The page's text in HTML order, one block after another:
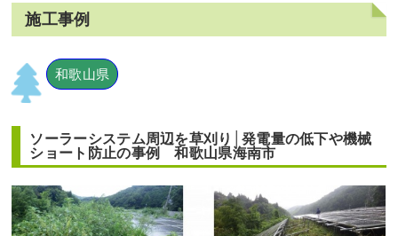
施工事例
和歌山県
ソーラーシステム周辺を草刈り│発電量の低下や機械
ショート防止の事例 和歌山県海南市